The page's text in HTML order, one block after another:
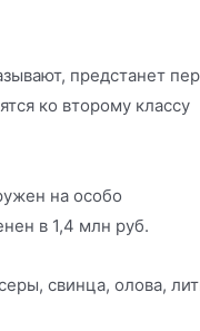
предстанет
ко второму классу
на особо
в 1,4 млн руб.
свинца, олова,